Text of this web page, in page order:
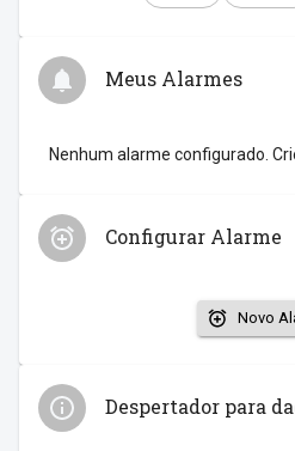
Meus Alarmes
Nenhum alarme configurado.
Configurar Alarme
Novo
Despertador para